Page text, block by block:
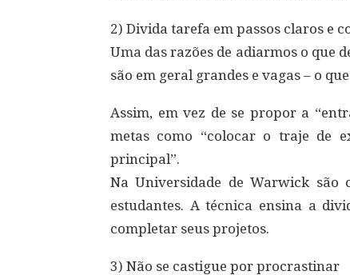
2) Divida tarefa em passos claros e
Uma das razões de adiarmos o que
são em geral grandes e vagas – o
Assim, em vez de se propor a
metas como “colocar o traje de
principal”.
Na Universidade de Warwick são
estudantes. A técnica ensina a
completar seus projetos.
3) Não se castigue por procrastinar